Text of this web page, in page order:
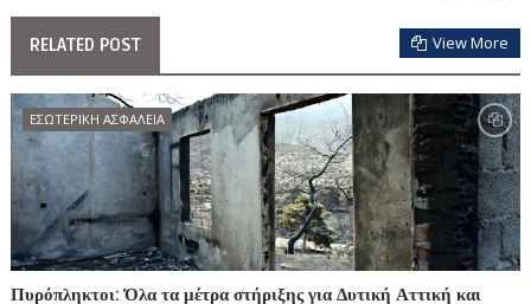
RELATED POST View More
ΕΣΩΤΕΡΙΚΗ ΑΣΦΑΛΕΙΑ
Πυρόπληκτοι: Όλα τα μέτρα στήριξης για Δυτική Αττική και